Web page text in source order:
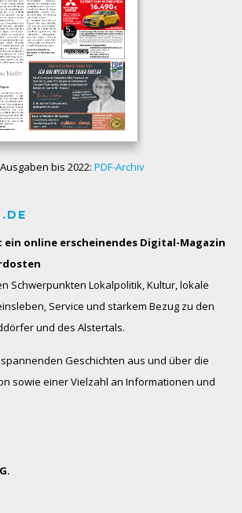
bis 2022: PDF-Archiv
online erscheinendes Digital-Magazin
Schwerpunkten Lokalpolitik, Kultur, lokale
Service und starkem Bezug zu den
und des Alstertals.
Geschichten aus und über die
sowie einer Vielzahl an Informationen und